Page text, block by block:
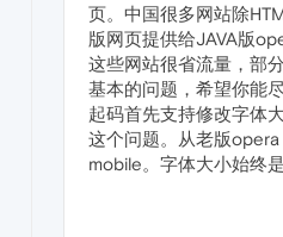
页。中国很多网站除
版网页提供给JAVA版
这些网站很省流量，部
基本的问题，希望你能尽
起码首先支持修改字体
这个问题。从老版
mobile。字体大小始终